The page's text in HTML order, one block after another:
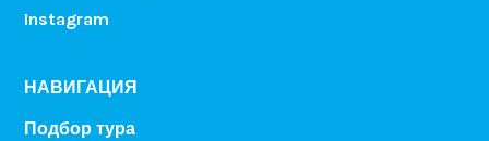
Instagram
НАВИГАЦИЯ
Подбор тура